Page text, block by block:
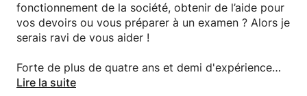
fonctionnement de la société, obtenir de l’aide pour
vos devoirs ou vous préparer à un examen ? Alors je
serais ravi de vous aider !
Forte de plus de quatre ans et demi d'expérience
dans l'accompagnement scolaire, je propose un
Lire la suite